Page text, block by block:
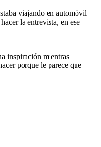
viajando en automóvil
la entrevista, en ese
inspiración mientras
porque le parece que